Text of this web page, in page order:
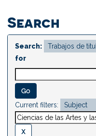
Search
Search:
for
Current filters: